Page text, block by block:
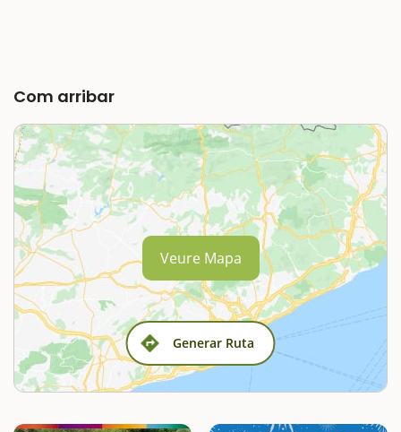
Com arribar
Generar Ruta
Veure Mapa